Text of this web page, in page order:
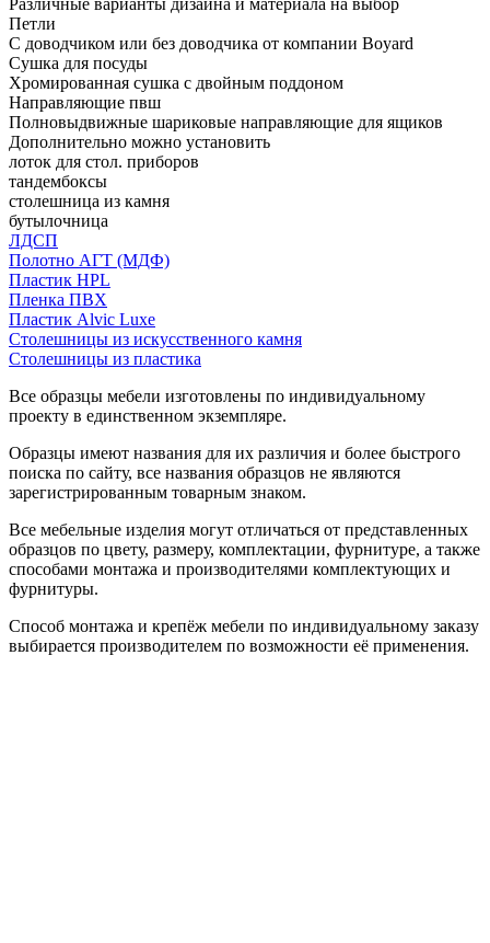
Петли
С доводчиком или без доводчика от компании Boyard
Сушка для посуды
Хромированная сушка с двойным поддоном
Направляющие пвш
Полновыдвижные шариковые направляющие для ящиков
Дополнительно можно установить
лоток для стол. приборов
тандембоксы
столешница из камня
бутылочница
ЛДСП
Полотно АГТ (МДФ)
Пластик HPL
Пленка ПВХ
Пластик Alvic Luxe
Столешницы из искусственного камня
Столешницы из пластика
Все образцы мебели изготовлены по индивидуальному
проекту в единственном экземпляре.
Образцы имеют названия для их различия и более быстрого
поиска по сайту, все названия образцов не являются
зарегистрированным товарным знаком.
Все мебельные изделия могут отличаться от представленных
образцов по цвету, размеру, комплектации, фурнитуре, а также
способами монтажа и производителями комплектующих и
фурнитуры.
Способ монтажа и крепёж мебели по индивидуальному заказу
выбирается производителем по возможности её применения.